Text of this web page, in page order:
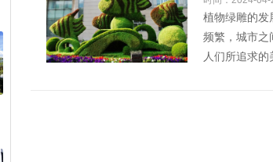
植物绿雕的发
频繁，城市之
人们所追求的